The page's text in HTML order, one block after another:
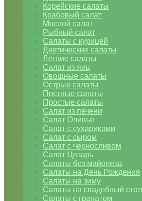
Корейские салаты
Крабовый салат
Мясной салат
Рыбный салат
Салаты с курицей
Диетические салаты
Летние салаты
Салат из яиц
Овощные салаты
Острые салаты
Постные салаты
Простые салаты
Салат из печени
Салат Оливье
Салат с сухариками
Салат с сыром
Салат с черносливом
Салат Цезарь
Салаты без майонеза
Салаты на День Рождения
Салаты на зиму
Салаты на свадебный стол
Салаты с гранатом